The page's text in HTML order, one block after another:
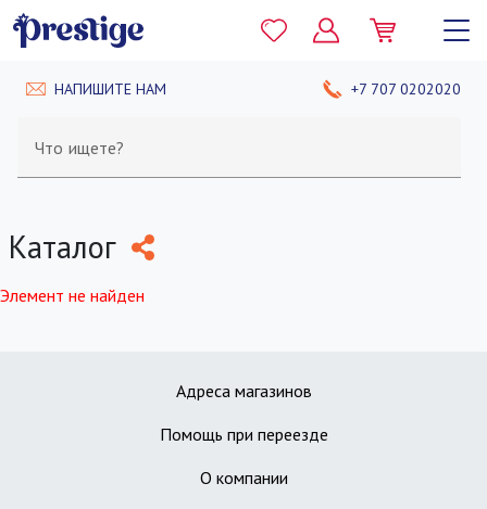
НАПИШИТЕ НАМ +7 707 0202020
Что ищете?
Каталог
Элемент не найден
Адреса магазинов
Помощь при переезде
О компании